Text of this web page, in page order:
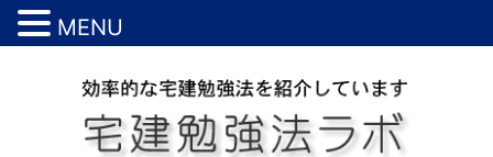
MENU